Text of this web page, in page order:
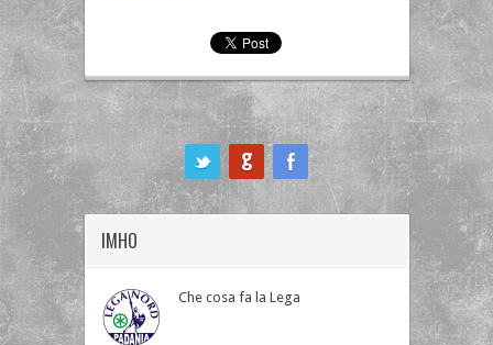
IMHO
Che cosa fa la Lega